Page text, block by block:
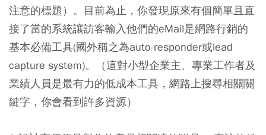
注意的標題）。目前為止，你發現原來有個簡單且直
接了當的系統讓訪客輸入他們的eMail是網路行銷的
基本必備工具(國外稱之為auto-responder或lead
capture system)。（這對小型企業主、專業工作者及
業績人員是最有力的低成本工具，網路上搜尋相關關
鍵字，你會看到許多資源）